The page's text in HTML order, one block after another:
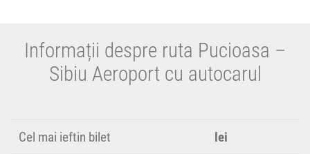
Informații despre ruta Pucioasa –
Sibiu Aeroport cu autocarul
Cel mai ieftin bilet lei